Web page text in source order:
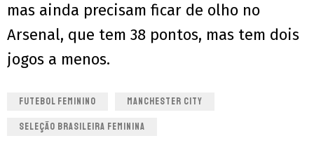
mas ainda precisam ficar de olho no
Arsenal, que tem 38 pontos, mas tem dois
jogos a menos.
FUTEBOL FEMININO MANCHESTER CITY
SELEÇÃO BRASILEIRA FEMININA